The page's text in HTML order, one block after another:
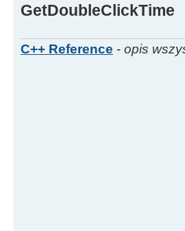
GetDoubleClickTime
C++ Reference - opis